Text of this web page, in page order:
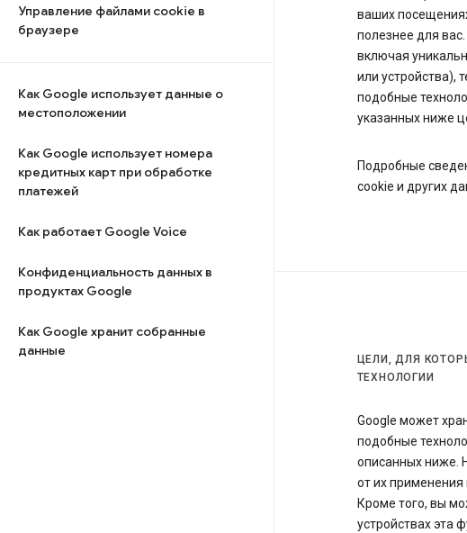
Управление файлами cookie в
браузере
Как Google использует данные о
местоположении
Как Google использует номера
кредитных карт при обработке
платежей
Как работает Google Voice
Конфиденциальность данных в
продуктах Google
Как Google хранит собранные
данные
ваших
полезнее для
включая
или устройства),
подобные
указанных ниже
Подробные
cookie и других
ЦЕЛИ, ДЛЯ
ТЕХНОЛОГИИ
Google может
подобные
описанных ниже.
от их
Кроме того, вы
устройствах эта